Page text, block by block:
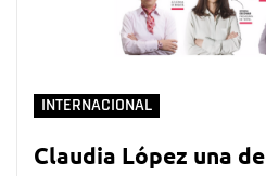
INTERNACIONAL
Claudia López una